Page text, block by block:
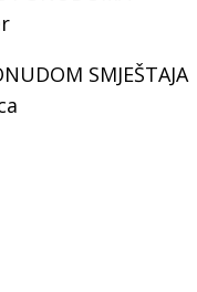
SMJEŠTAJA